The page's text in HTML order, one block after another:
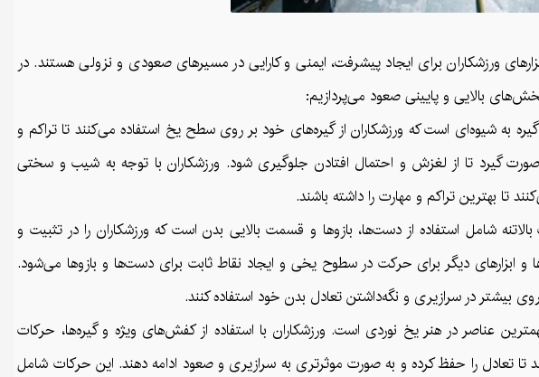
ورزشکاران برای ایجاد پیشرفت، ایمنی و کارایی در مسیرهای صعودی و نزولی هستند. در
بالایی و پایینی صعود می‌پردازیم:
به شیوه‌ای است که ورزشکاران از گیره‌های خود بر روی سطح یخ استفاده می‌کنند تا تراکم و
گیرد تا از لغزش و احتمال افتادن جلوگیری شود. ورزشکاران با توجه به شیب و سختی
تا بهترین تراکم و مهارت را داشته باشند.
شامل استفاده از دست‌ها، بازوها و قسمت بالایی بدن است که ورزشکاران را در تثبیت و
و ابزارهای دیگر برای حرکت در سطوح یخی و ایجاد نقاط ثابت برای دست‌ها و بازوها می‌شود.
بیشتر در سرازیری و نگه‌داشتن تعادل بدن خود استفاده کنند.
عناصر در هنر یخ نوردی است. ورزشکاران با استفاده از کفش‌های ویژه و گیره‌ها، حرکات
تعادل را حفظ کرده و به صورت موثرتری به سرازیری و صعود ادامه دهند. این حرکات شامل